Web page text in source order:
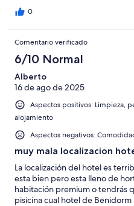
0
Comentario verificado
6/10 Normal
Alberto
16 de ago de 2025
Aspectos positivos: Limpieza,
alojamiento
Aspectos negativos:
muy mala localizacion
La localización del hotel es
esta bien pero esta lleno de
habitación premium o tendrás
pisicina cual hotel de Benidorm